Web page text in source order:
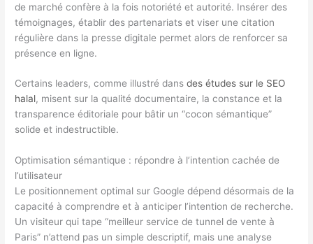
de marché confère à la fois notoriété et autorité. Insérer des
témoignages, établir des partenariats et viser une citation
régulière dans la presse digitale permet alors de renforcer sa
présence en ligne.
Certains leaders, comme illustré dansdes études sur le SEO
halal, misent sur la qualité documentaire, la constance et la
transparence éditoriale pour bâtir un “cocon sémantique”
solide et indestructible.
Optimisation sémantique : répondre à l’intention cachée de
l’utilisateur
Le positionnement optimal sur Google dépend désormais de la
capacité à comprendre et à anticiper l’intention de recherche.
Un visiteur qui tape “meilleur service de tunnel de vente à
Paris” n’attend pas un simple descriptif, mais une analyse